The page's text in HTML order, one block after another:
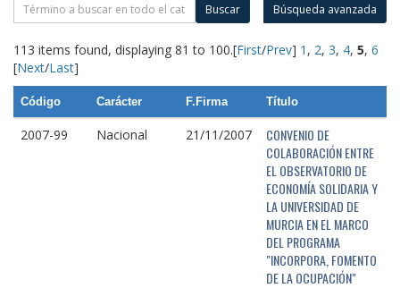
Buscar Búsqueda avanzada
113 items found, displaying 81 to 100.[First/Prev] 1 , 2, 3, 4, 5, 6
[Next/Last]
Código Carácter F.Firma Título
2007-99 Nacional 21/11/2007
CONVENIO DE
COLABORACIÓN ENTRE
EL OBSERVATORIO DE
ECONOMÍA SOLIDARIA Y
LA UNIVERSIDAD DE
MURCIA EN EL MARCO
DEL PROGRAMA
"INCORPORA, FOMENTO
DE LA OCUPACIÓN"